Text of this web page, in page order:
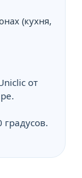
(кухня,
от